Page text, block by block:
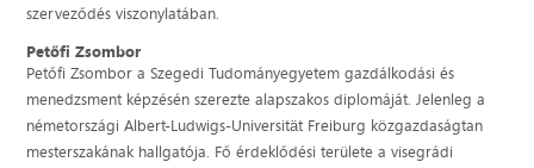
szerveződés viszonylatában.
Petőfi Zsombor
Petőfi Zsombor a Szegedi Tudományegyetem gazdálkodási és
menedzsment képzésén szerezte alapszakos diplomáját. Jelenleg a
németországi Albert-Ludwigs-Universität Freiburg közgazdaságtan
mesterszakának hallgatója. Fő érdeklődési területe a visegrádi